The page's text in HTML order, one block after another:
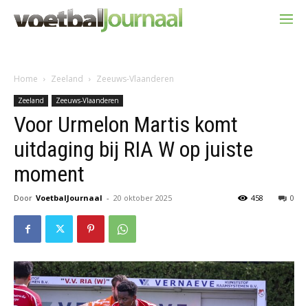
Home Zeeland Zeeuws-Vlaanderen
Zeeland Zeeuws-Vlaanderen
Voor Urmelon Martis komt
uitdaging bij RIA W op juiste
moment
Door VoetbalJournaal - 20 oktober 2025 0
458